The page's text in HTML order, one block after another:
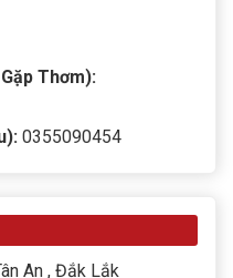
Thơm):
0355090454
An , Đắk Lắk